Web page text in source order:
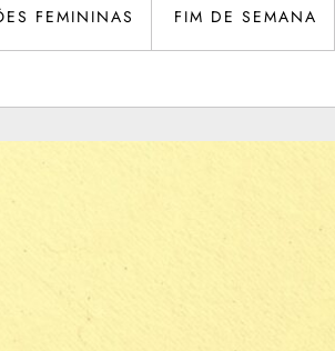
FEMININAS FIM DE SEMANA